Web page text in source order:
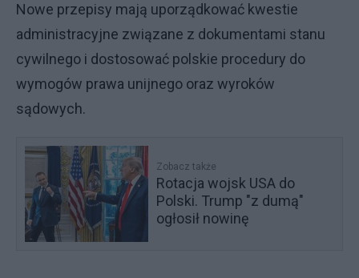
Nowe przepisy mają uporządkować kwestie
administracyjne związane z dokumentami stanu
cywilnego i dostosować polskie procedury do
wymogów prawa unijnego oraz wyroków
sądowych.
Zobacz także
Rotacja wojsk USA do
Polski. Trump "z dumą"
ogłosił nowinę